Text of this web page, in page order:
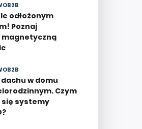
odłożonym
Poznaj
magnetyczną
w domu
Czym
systemy